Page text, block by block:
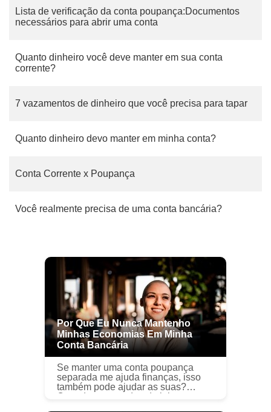
Lista de verificação da conta poupança:Documentos
necessários para abrir uma conta
Quanto dinheiro você deve manter em sua conta
corrente?
7 vazamentos de dinheiro que você precisa para tapar
Quanto dinheiro devo manter em minha conta?
Conta Corrente x Poupança
Você realmente precisa de uma conta bancária?
Por Que Eu Nunca Mantenho
Minhas Economias Em Minha
Conta Bancária
Se manter uma conta poupança
separada me ajuda finanças, isso
também pode ajudar as suas?
Quando se trata de administrar